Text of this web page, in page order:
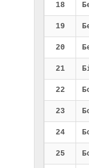
18
19
20
21
22
23
24
25